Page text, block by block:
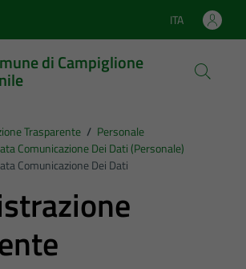
Lingua attiva:
ITA
di Campiglione
Trasparente / Personale
Comunicazione Dei Dati (personale)
Comunicazione Dei Dati